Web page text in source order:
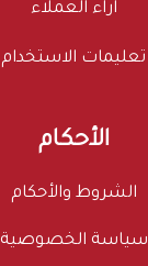
آراء العملاء
تعليمات الاستخدام
الأحكام
الشروط والأحكام
سياسة الخصوصية